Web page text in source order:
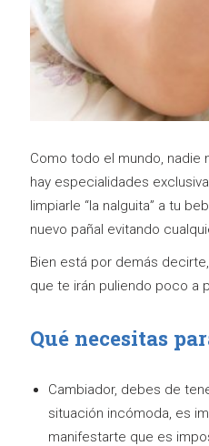
Como todo el mundo, nadie
hay especialidades
limpiarle “la nalguita” a tu
nuevo pañal evitando
Bien está por demás
que te irán puliendo poco a
Qué necesitas
Cambiador, debes de
situación incómoda, es
manifestarte que es